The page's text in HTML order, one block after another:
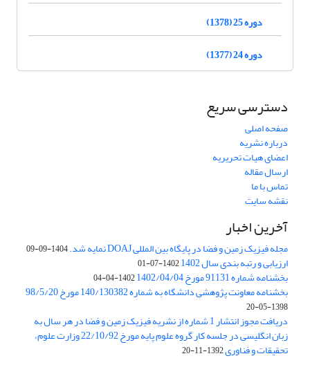
دوره 25 (1378)
دوره 24 (1377)
دسترسی سریع
صفحه اصلی
درباره نشریه
اعضای هیات تحریریه
ارسال مقاله
تماس با ما
نقشه سایت
آخرین اخبار
مجله فیزیک زمین و فضا در پایگاه بین المللی DOAJ نمایه شد. 1404-09-09
ارزیابی و رتبه بندی سال 1402 1402-07-01
بخشنامه شماره 91131 مورخ 1402/04/04 1402-04-04
بخشنامه معاونت پژوهشی دانشگاه به شماره 140/130382 مورخ 98/5/20
1398-05-20
دریافت مجوز انتشار 1 شماره از نشریه فیزیک زمین و فضا در هر سال به
زبان انگلیسی در جلسه کار گروه علوم پایه مورخ 22/10/92 وزارت علوم،
تحقیقات و فناوری1392-11-20